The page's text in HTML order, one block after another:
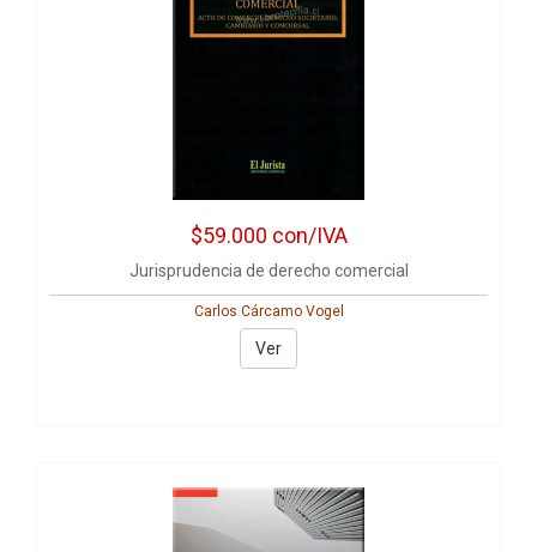
$59.000 con/IVA
Jurisprudencia de derecho comercial
Carlos Cárcamo Vogel
Ver